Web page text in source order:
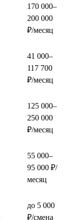
170 000–
200 000
₽/месяц
41 000–
117 700
₽/месяц
125 000–
250 000
₽/месяц
55 000–
95 000 ₽/
месяц
до 5 000
₽/смена